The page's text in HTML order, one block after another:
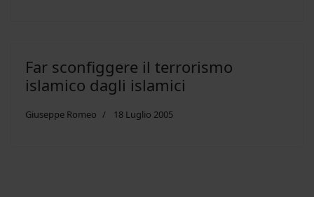
Far sconfiggere il terrorismo
islamico dagli islamici
Giuseppe Romeo 18 Luglio 2005